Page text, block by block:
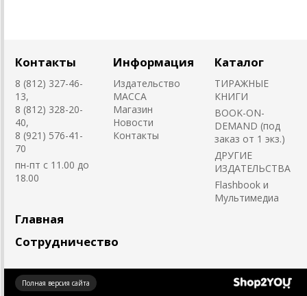
Контакты
8 (812) 327-46-
13,
8 (812) 328-20-
40,
8 (921) 576-41-
70
пн-пт с 11.00 до
18.00
Информация
Издательство
MACCA
Магазин
Новости
Контакты
Каталог
ТИРАЖНЫЕ
КНИГИ
BOOK-ON-
DEMAND (под
заказ от 1 экз.)
ДРУГИЕ
ИЗДАТЕЛЬСТВА
Flashbook и
Мультимедиа
Главная
Сотрудничество
Полная версия сайта